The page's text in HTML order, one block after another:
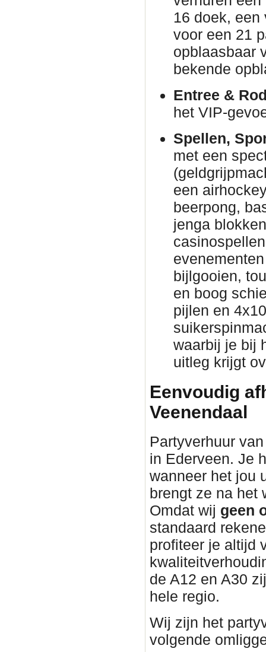
16 doek, een
voor een 21
opblaasbaar
bekende
Entree &
het VIP-
Spellen,
met een
een
beerpong,
jenga
bijlgooien,
en boog
pijlen en
waarbij je bij
uitleg krijgt
Eenvoudig
Veenendaal
Partyverhuur
in Ederveen. Je
wanneer het jou
brengt ze na het
Omdat wij geen
standaard
profiteer je altijd
de A12 en A30
hele regio.
Wij zijn het
volgende